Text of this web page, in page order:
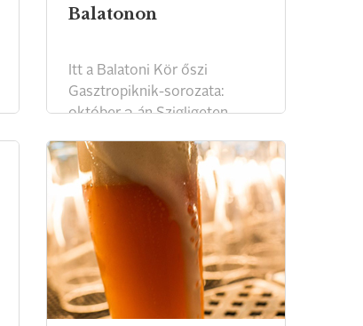
Balatonon
Itt a Balatoni Kör őszi
Gasztropiknik-sorozata:
október 3-án Szigligeten